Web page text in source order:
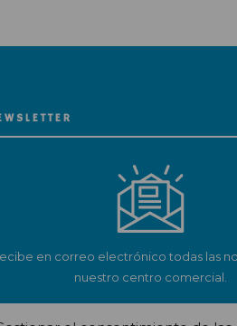
en correo electrónico todas las
nuestro centro comercial.